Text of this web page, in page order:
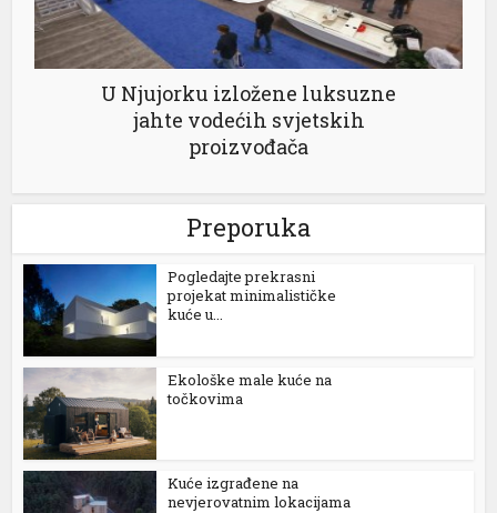
U Njujorku izložene luksuzne
jahte vodećih svjetskih
proizvođača
Preporuka
Pogledajte prekrasni
projekat minimalističke
kuće u...
Ekološke male kuće na
točkovima
Kuće izgrađene na
nevjerovatnim lokacijama